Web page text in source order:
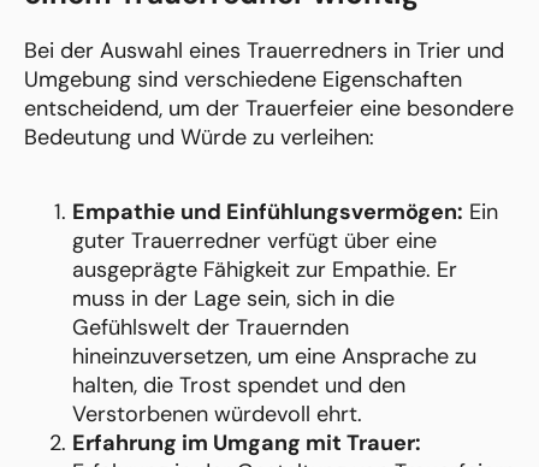
Bei der Auswahl eines Trauerredners in Trier und
Umgebung sind verschiedene Eigenschaften
entscheidend, um der Trauerfeier eine besondere
Bedeutung und Würde zu verleihen:
Empathie und Einfühlungsvermögen: Ein
guter Trauerredner verfügt über eine
ausgeprägte Fähigkeit zur Empathie. Er
muss in der Lage sein, sich in die
Gefühlswelt der Trauernden
hineinzuversetzen, um eine Ansprache zu
halten, die Trost spendet und den
Verstorbenen würdevoll ehrt.
Erfahrung im Umgang mit Trauer: